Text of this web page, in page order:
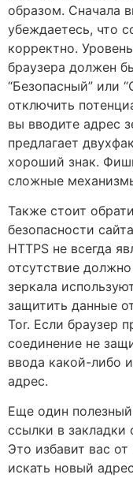
образом. Сначала
убеждаетесь, что
корректно.
браузера должен
“Безопасный” или
отключить
вы вводите адрес
предлагает
хороший знак.
сложные
Также стоит
безопасности
HTTPS не всегда
отсутствие
зеркала
защитить данные
Tor. Если браузер
соединение не
ввода какой-либо
адрес.
Еще один
ссылки в закладки
Это избавит вас
искать новый